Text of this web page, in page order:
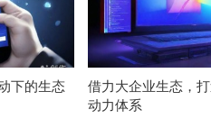
下的生态
借力大企业生态，
动力体系